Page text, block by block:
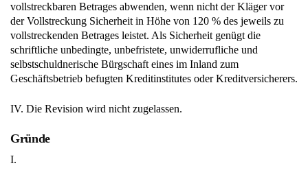
vollstreckbaren Betrages abwenden, wenn nicht der Kläger vor
der Vollstreckung Sicherheit in Höhe von 120 % des jeweils zu
vollstreckenden Betrages leistet. Als Sicherheit genügt die
schriftliche unbedingte, unbefristete, unwiderrufliche und
selbstschuldnerische Bürgschaft eines im Inland zum
Geschäftsbetrieb befugten Kreditinstitutes oder Kreditversicherers.
IV. Die Revision wird nicht zugelassen.
Gründe
I.